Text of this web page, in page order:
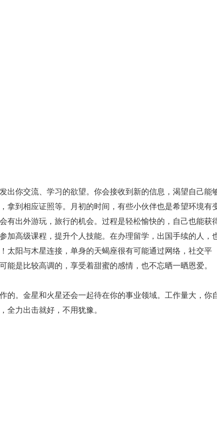
出你交流、学习的欲望。你会接收到新的信息，渴望自己能
拿到相应证照等。月初的时间，有些小伙伴也是希望环境有
有出外游玩，旅行的机会。过程是轻松愉快的，自己也能获
加高级课程，提升个人技能。在办理留学，出国手续的人，
太阳与木星连接，单身的天蝎座很有可能通过网络，社交平
是比较高调的，享受着甜蜜的感情，也不忘晒一晒恩爱。
的。金星和火星还会一起待在你的事业领域。工作量大，你
全力出击就好，不用犹豫。